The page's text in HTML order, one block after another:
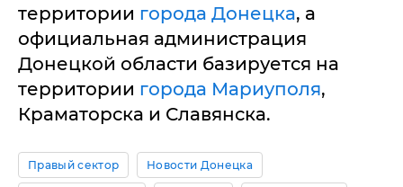
территории города Донецка, а
официальная администрация
Донецкой области базируется на
территории города Мариуполя,
Краматорска и Славянска.
Правый сектор Новости Донецка